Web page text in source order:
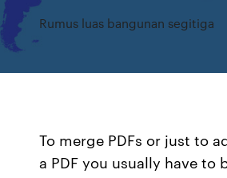
Rumus luas bangunan segitiga
To merge PDFs or just to
a PDF you usually have to